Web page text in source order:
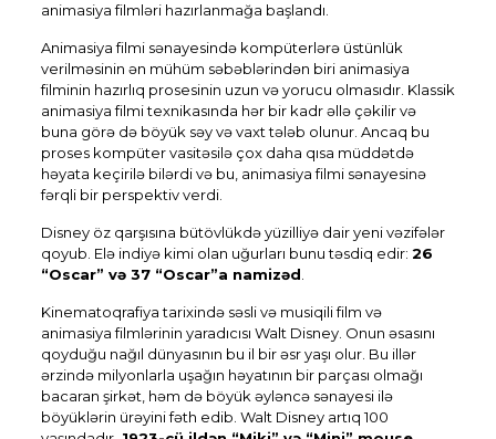
animasiya filmləri hazırlanmağa başlandı.
Animasiya filmi sənayesində kompüterlərə üstünlük
verilməsinin ən mühüm səbəblərindən biri animasiya
filminin hazırlıq prosesinin uzun və yorucu olmasıdır. Klassik
animasiya filmi texnikasında hər bir kadr əllə çəkilir və
buna görə də böyük səy və vaxt tələb olunur. Ancaq bu
proses kompüter vasitəsilə çox daha qısa müddətdə
həyata keçirilə bilərdi və bu, animasiya filmi sənayesinə
fərqli bir perspektiv verdi.
Disney öz qarşısına bütövlükdə yüzilliyə dair yeni vəzifələr
qoyub. Elə indiyə kimi olan uğurları bunu təsdiq edir: 26
“Oscar” və 37 “Oscar”a namizəd
Kinematoqrafiya tarixində səsli və musiqili film və
animasiya filmlərinin yaradıcısı Walt Disney. Onun əsasını
qoyduğu nağıl dünyasının bu il bir əsr yaşı olur. Bu illər
ərzində milyonlarla uşağın həyatının bir parçası olmağı
bacaran şirkət, həm də böyük əyləncə sənayesi ilə
böyüklərin ürəyini fəth edib. Walt Disney artıq 100